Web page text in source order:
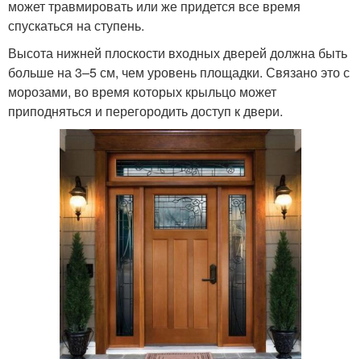
может травмировать или же придется все время
спускаться на ступень.
Высота нижней плоскости входных дверей должна быть
больше на 3–5 см, чем уровень площадки. Связано это с
морозами, во время которых крыльцо может
приподняться и перегородить доступ к двери.